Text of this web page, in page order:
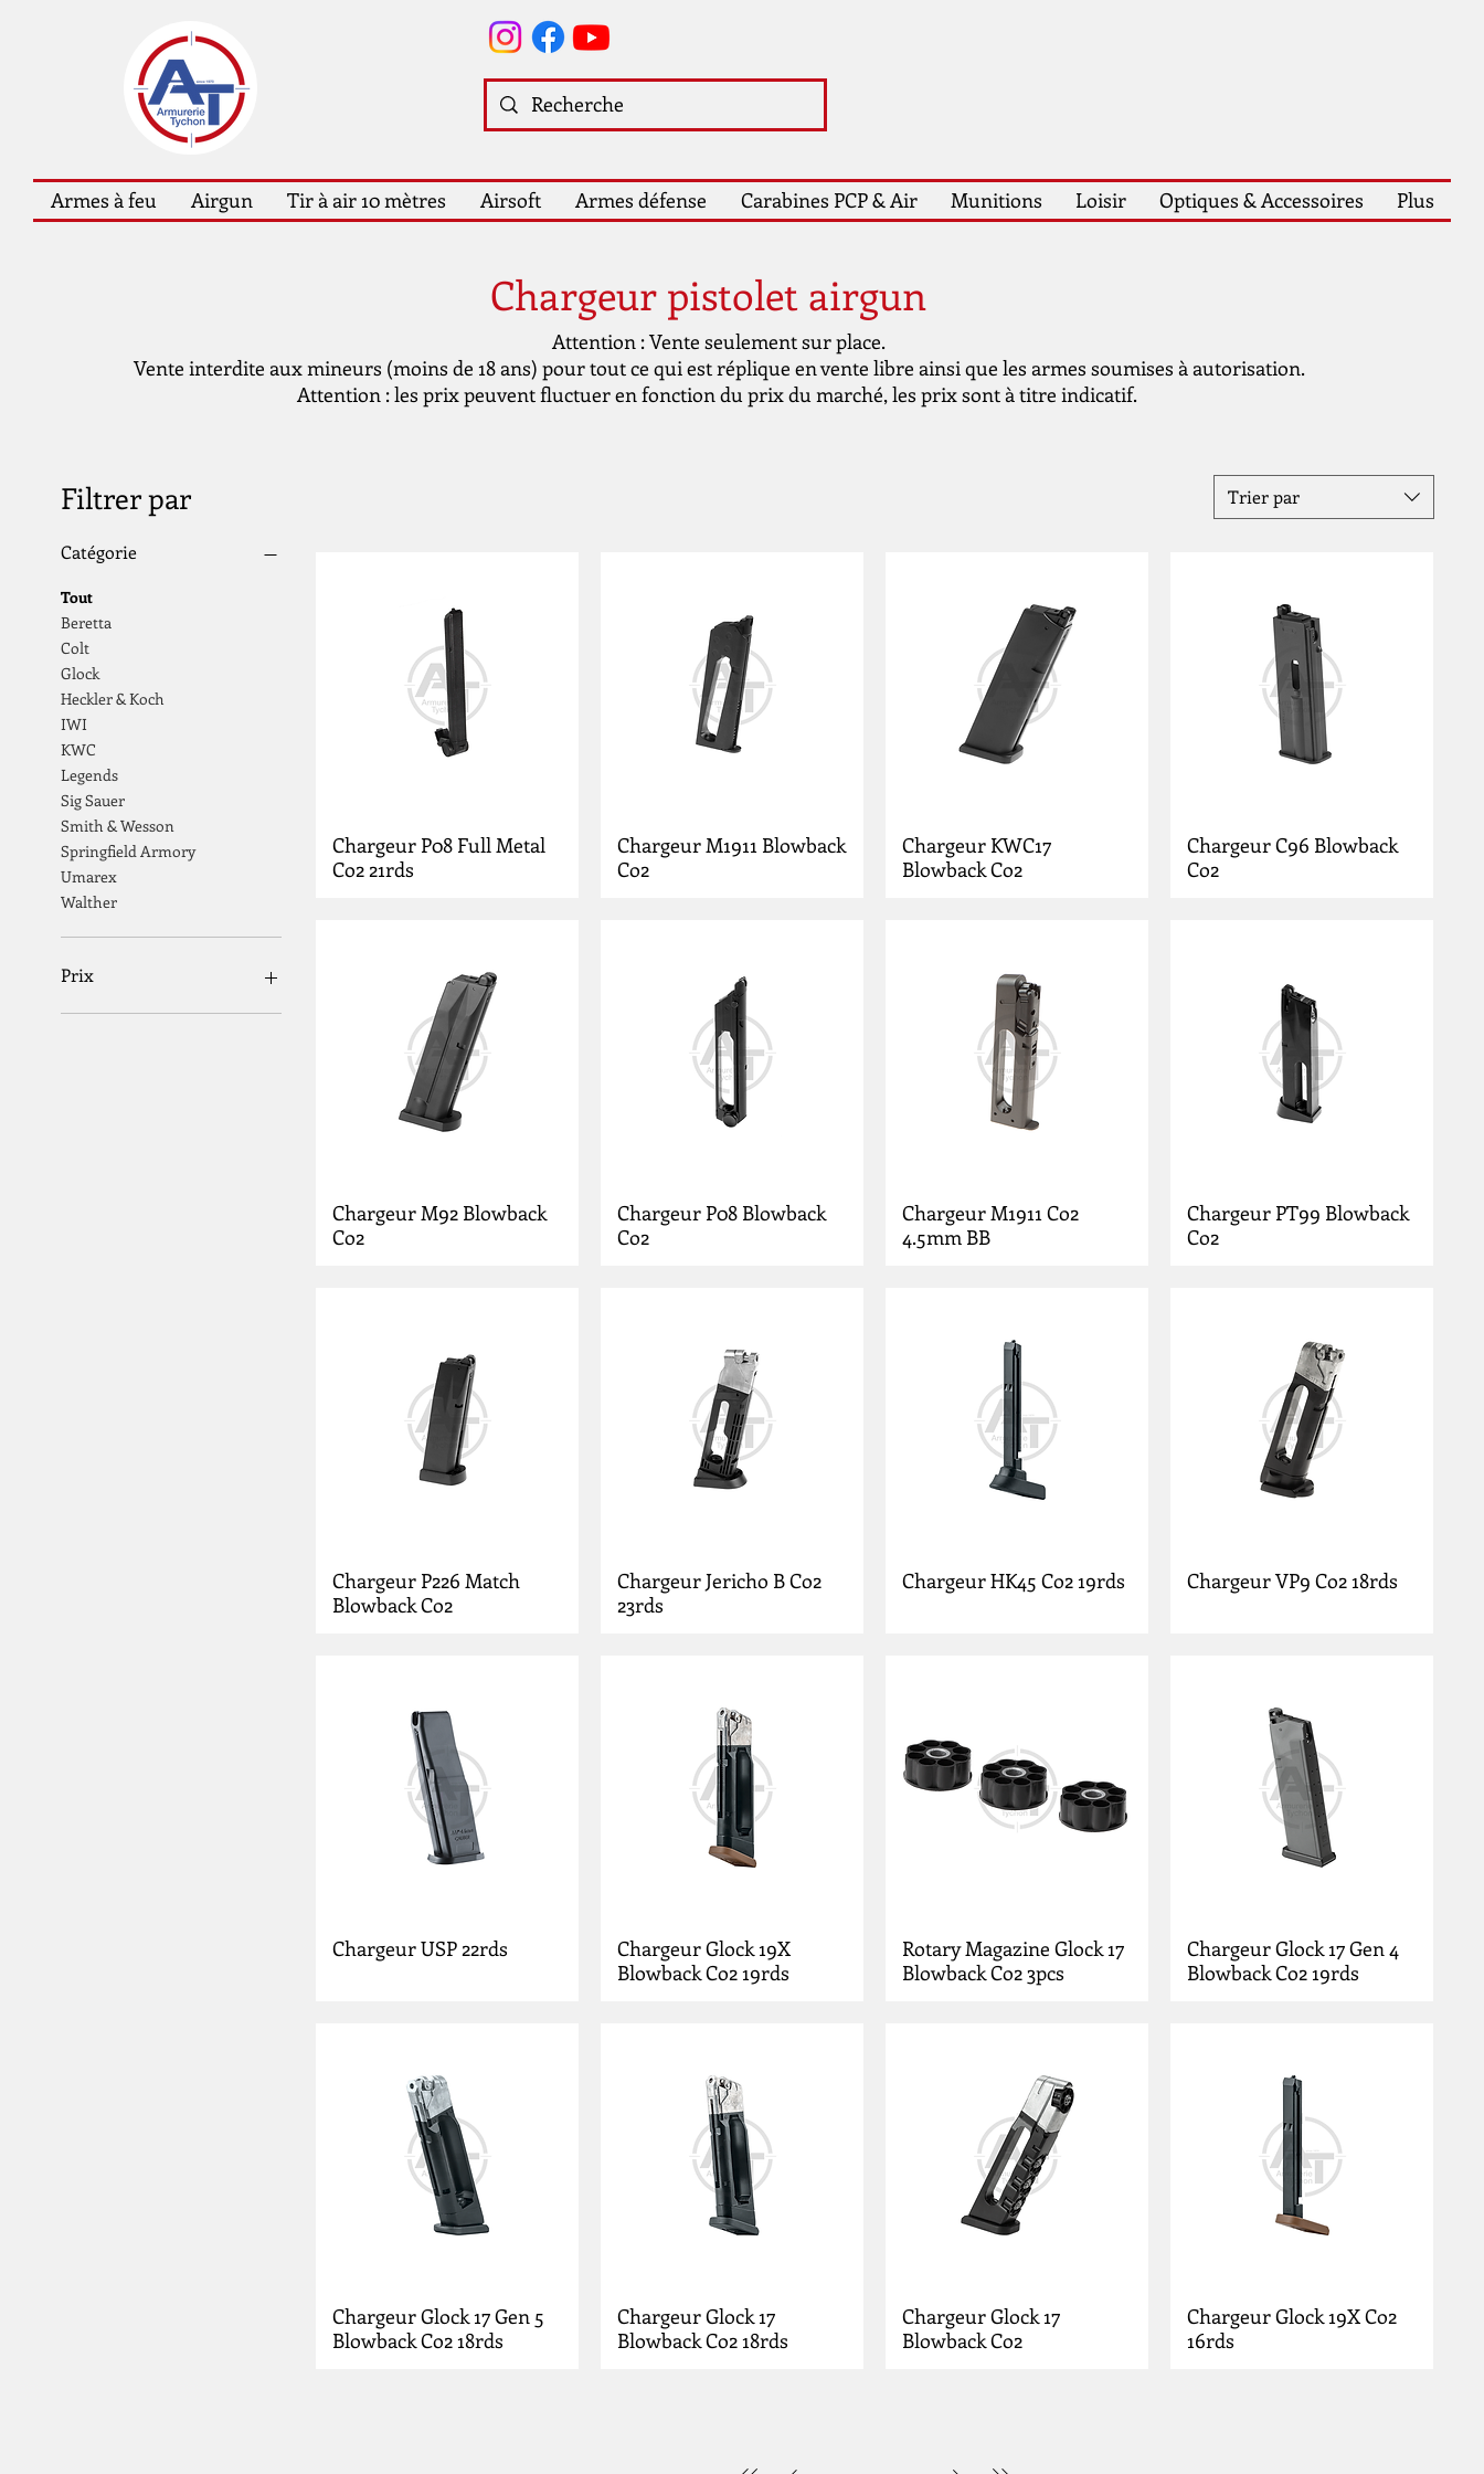
Armes à feu Airgun Tir à air 10 mètres Airsoft Armes défense Carabines PCP & Air Munitions Loisir Optiques & Accessoires Plus
Chargeur pistolet airgun
Attention : Vente seulement sur place.
Vente interdite aux mineurs (moins de 18 ans) pour tout ce qui est réplique en vente libre ainsi que les armes soumises à autorisation.
Attention : les prix peuvent fluctuer en fonction du prix du marché, les prix sont à titre indicatif.
Filtrer par
Catégorie
Tout
Beretta
Colt
Glock
Heckler & Koch
IWI
KWC
Legends
Sig Sauer
Smith & Wesson
Springfield Armory
Umarex
Walther
Prix
Trier par
Chargeur P08 Full Metal
Co2 21rds
Chargeur M1911 Blowback
Co2
Chargeur KWC17
Blowback Co2
Chargeur C96 Blowback
Co2
Chargeur M92 Blowback
Co2
Chargeur P08 Blowback
Co2
Chargeur M1911 Co2
4.5mm BB
Chargeur PT99 Blowback
Co2
Chargeur P226 Match
Blowback Co2
Chargeur Jericho B Co2
23rds
Chargeur HK45 Co2 19rds Chargeur VP9 Co2 18rds
Chargeur USP 22rds
Chargeur Glock 19X
Blowback Co2 19rds
Rotary Magazine Glock 17
Blowback Co2 3pcs
Chargeur Glock 17 Gen 4
Blowback Co2 19rds
Chargeur Glock 17 Gen 5
Blowback Co2 18rds
Chargeur Glock 17
Blowback Co2 18rds
Chargeur Glock 17
Blowback Co2
Chargeur Glock 19X Co2
16rds